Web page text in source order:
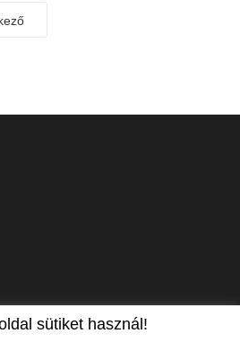
sütiket használ!